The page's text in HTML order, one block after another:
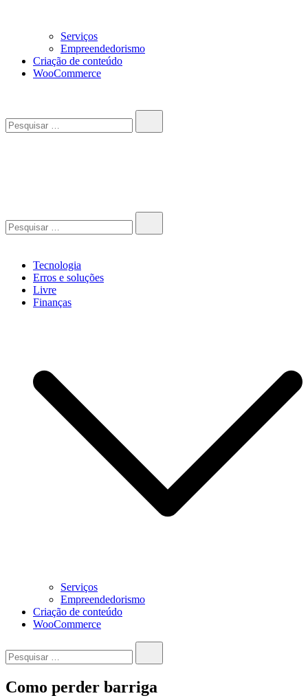
Serviços
Empreendedorismo
Criação de conteúdo
WooCommerce
Tecnologia
Erros e soluções
Livre
Finanças
Serviços
Empreendedorismo
Criação de conteúdo
WooCommerce
Como perder barriga